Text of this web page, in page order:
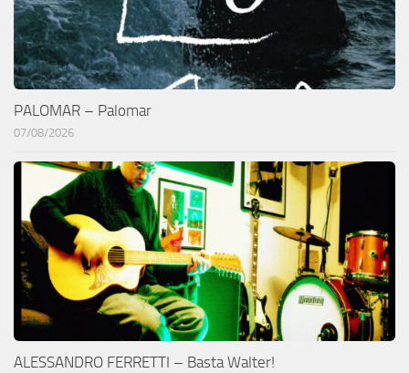
PALOMAR – Palomar
07/08/2026
ALESSANDRO FERRETTI – Basta Walter!